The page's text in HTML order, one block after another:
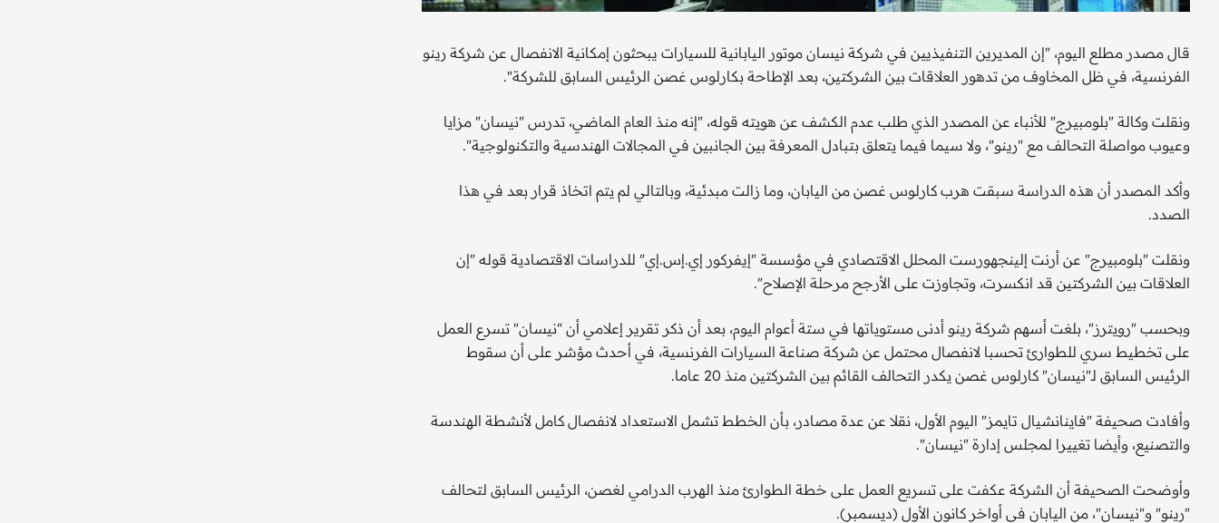
قال مصدر مطلع اليوم، "إن المديرين التنفيذيين في شركة نيسان موتور اليابانية للسيارات يبحثون إمكانية الانفصال عن شركة رينو
الفرنسية، في ظل المخاوف من تدهور العلاقات بين الشركتين، بعد الإطاحة بكارلوس غصن الرئيس السابق للشركة".
ونقلت وكالة "بلومبيرج" للأنباء عن المصدر الذي طلب عدم الكشف عن هويته قوله، "إنه منذ العام الماضي، تدرس "نيسان" مزايا
وعيوب مواصلة التحالف مع "رينو"، ولا سيما فيما يتعلق بتبادل المعرفة بين الجانبين في المجالات الهندسية والتكنولوجية".
وأكد المصدر أن هذه الدراسة سبقت هرب كارلوس غصن من اليابان، وما زالت مبدئية، وبالتالي لم يتم اتخاذ قرار بعد في هذا
الصدد.
ونقلت "بلومبيرج" عن أرنت إلينجهورست المحلل الاقتصادي في مؤسسة "إيفركور إي.إس.إي" للدراسات الاقتصادية قوله "إن
العلاقات بين الشركتين قد انكسرت، وتجاوزت على الأرجح مرحلة الإصلاح".
وبحسب "رويترز"، بلغت أسهم شركة رينو أدنى مستوياتها في ستة أعوام اليوم، بعد أن ذكر تقرير إعلامي أن "نيسان" تسرع العمل
على تخطيط سري للطوارئ تحسبا لانفصال محتمل عن شركة صناعة السيارات الفرنسية، في أحدث مؤشر على أن سقوط
الرئيس السابق لـ"نيسان" كارلوس غصن يكدر التحالف القائم بين الشركتين منذ 20 عاما.
وأفادت صحيفة "فاينانشيال تايمز" اليوم الأول، نقلا عن عدة مصادر، بأن الخطط تشمل الاستعداد لانفصال كامل لأنشطة الهندسة
والتصنيع، وأيضا تغييرا لمجلس إدارة "نيسان".
وأوضحت الصحيفة أن الشركة عكفت على تسريع العمل على خطة الطوارئ منذ الهرب الدرامي لغصن، الرئيس السابق لتحالف
"رينو" و"نيسان"، من اليابان في أواخر كانون الأول (ديسمبر).